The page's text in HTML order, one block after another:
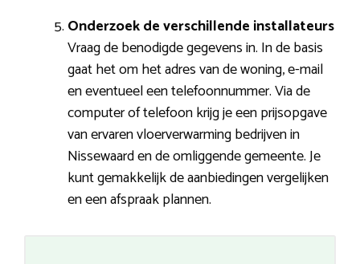
Onderzoek de verschillende installateurs
Vraag de benodigde gegevens in. In de basis
gaat het om het adres van de woning, e-mail
en eventueel een telefoonnummer. Via de
computer of telefoon krijg je een prijsopgave
van ervaren vloerverwarming bedrijven in
Nissewaard en de omliggende gemeente. Je
kunt gemakkelijk de aanbiedingen vergelijken
en een afspraak plannen.